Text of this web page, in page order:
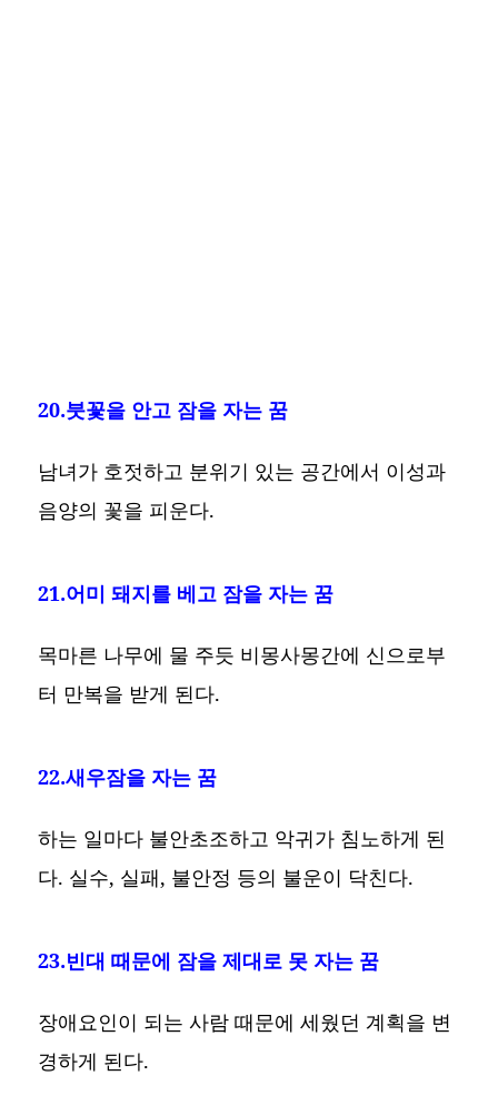
20.붓꽃을 안고 잠을 자는 꿈
남녀가 호젓하고 분위기 있는 공간에서 이성과
음양의 꽃을 피운다.
21.어미 돼지를 베고 잠을 자는 꿈
목마른 나무에 물 주듯 비몽사몽간에 신으로부
터 만복을 받게 된다.
22.새우잠을 자는 꿈
하는 일마다 불안초조하고 악귀가 침노하게 된
다. 실수, 실패, 불안정 등의 불운이 닥친다.
23.빈대 때문에 잠을 제대로 못 자는 꿈
장애요인이 되는 사람 때문에 세웠던 계획을 변
경하게 된다.